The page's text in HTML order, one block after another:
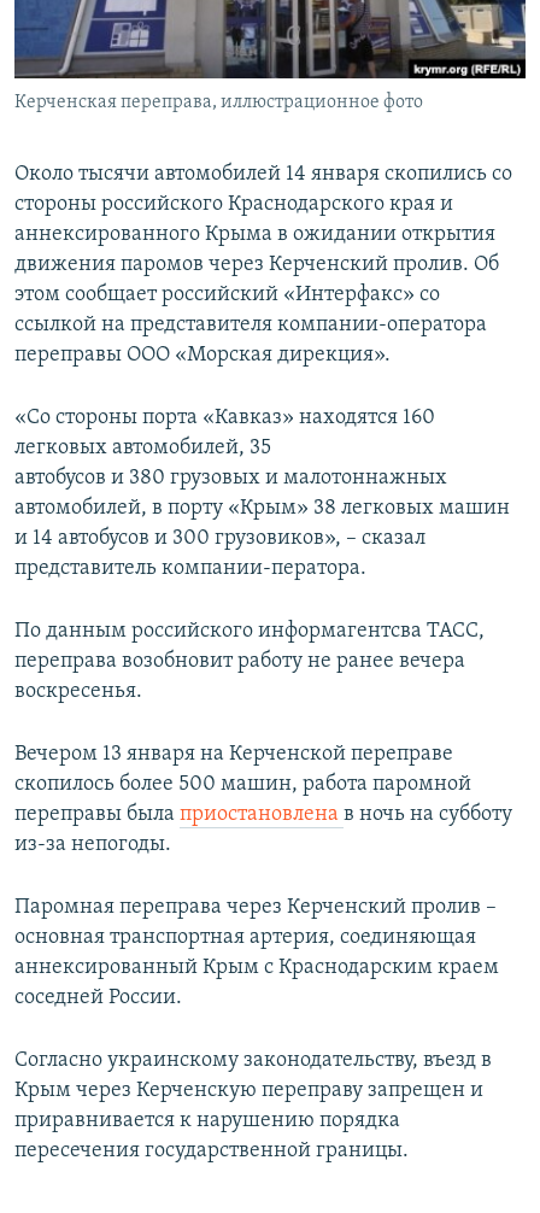
ПОБЕДИТЕЛЕЙ НЕ СУДЯТ?
КРЫМ.НЕПОКОРЕННЫЙ
ELIFBE
ПРИСОЕДИНЯЙТЕСЬ!
Все сайты RFE/RL
Керченская переправа, иллюстрационное фото
Около тысячи автомобилей 14 января скопились со
стороны российского Краснодарского края и
аннексированного Крыма в ожидании открытия
движения паромов через Керченский пролив. Об
этом сообщает российский «Интерфакс» со
ссылкой на представителя компании-оператора
переправы ООО «Морская дирекция».
«Со стороны порта «Кавказ» находятся 160
легковых автомобилей, 35
автобусов и 380 грузовых и малотоннажных
автомобилей, в порту «Крым» 38 легковых машин
и 14 автобусов и 300 грузовиков», – сказал
представитель компании-ператора.
По данным российского информагентсва ТАСС,
переправа возобновит работу не ранее вечера
воскресенья.
Вечером 13 января на Керченской переправе
скопилось более 500 машин, работа паромной
переправы была приостановлена в ночь на субботу
из-за непогоды.
Паромная переправа через Керченский пролив –
основная транспортная артерия, соединяющая
аннексированный Крым с Краснодарским краем
соседней России.
Согласно украинскому законодательству, въезд в
Крым через Керченскую переправу запрещен и
приравнивается к нарушению порядка
пересечения государственной границы.